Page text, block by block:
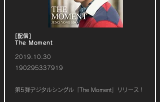
[配信]
The Moment
2019.10.30
190295337919
第5弾デジタルシングル「The Moment」リリース！